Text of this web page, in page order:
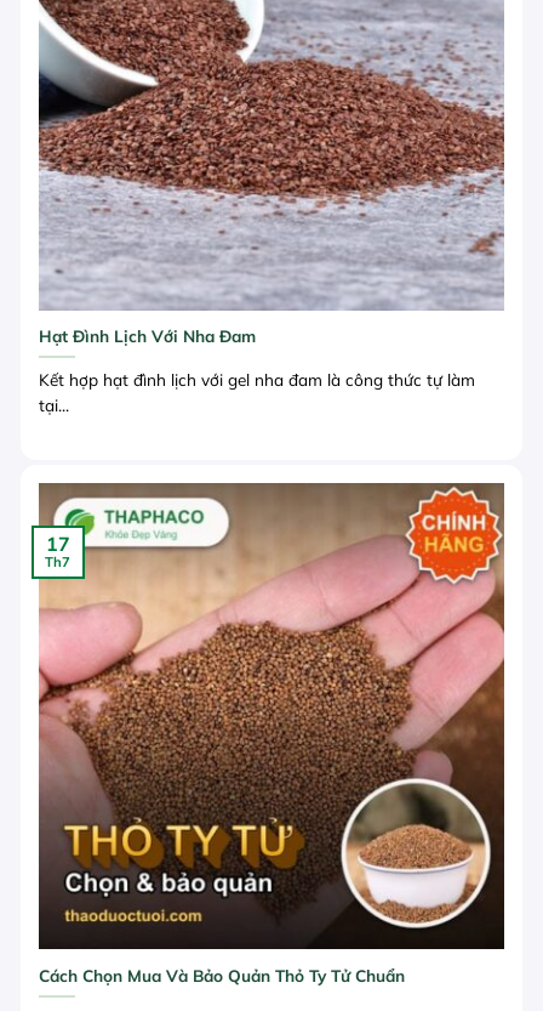
Hạt Đình Lịch Với Nha Đam
Kết hợp hạt đình lịch với gel nha đam là công thức tự làm
tại...
Cách Chọn Mua Và Bảo Quản Thỏ Ty Tử Chuẩn
17
Th7